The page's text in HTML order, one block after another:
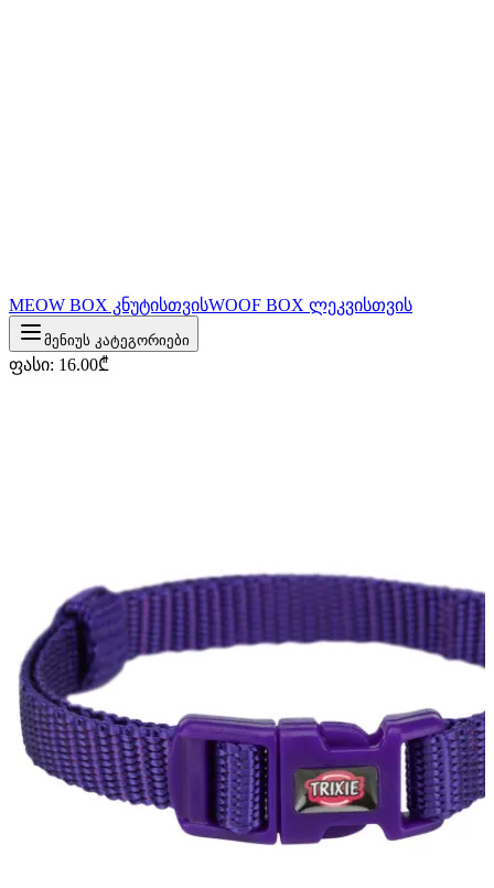
MEOW BOX კნუტისთვისWOOF BOX ლეკვისთვის
მენიუს კატეგორიები
ფასი: 16.00₾